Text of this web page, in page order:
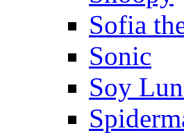
Sofia
Sonic
Soy